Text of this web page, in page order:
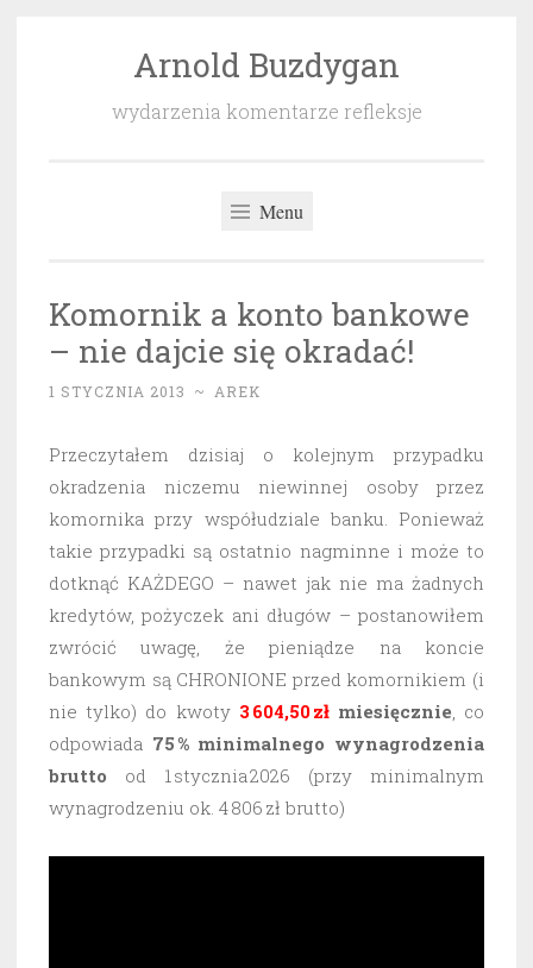
Arnold Buzdygan
wydarzenia komentarze refleksje
Menu
Komornik a konto bankowe
– nie dajcie się okradać!
1 STYCZNIA 2013 ~ AREK
Przeczytałem dzisiaj o kolejnym przypadku
okradzenia niczemu niewinnej osoby przez
komornika przy współudziale banku. Ponieważ
takie przypadki są ostatnio nagminne i może to
dotknąć KAŻDEGO – nawet jak nie ma żadnych
kredytów, pożyczek ani długów – postanowiłem
zwrócić uwagę, że pieniądze na koncie
bankowym są CHRONIONE przed komornikiem (i
nie tylko) do kwoty 3 604,50 złmiesięcznie, co
odpowiada 75 % minimalnego wynagrodzenia
brutto od 1 stycznia 2026 (przy minimalnym
wynagrodzeniu ok. 4 806 zł brutto)